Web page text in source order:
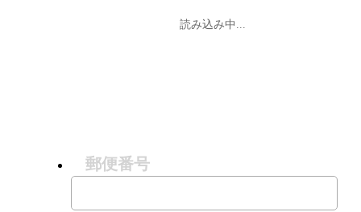
読み込み中...
郵便番号